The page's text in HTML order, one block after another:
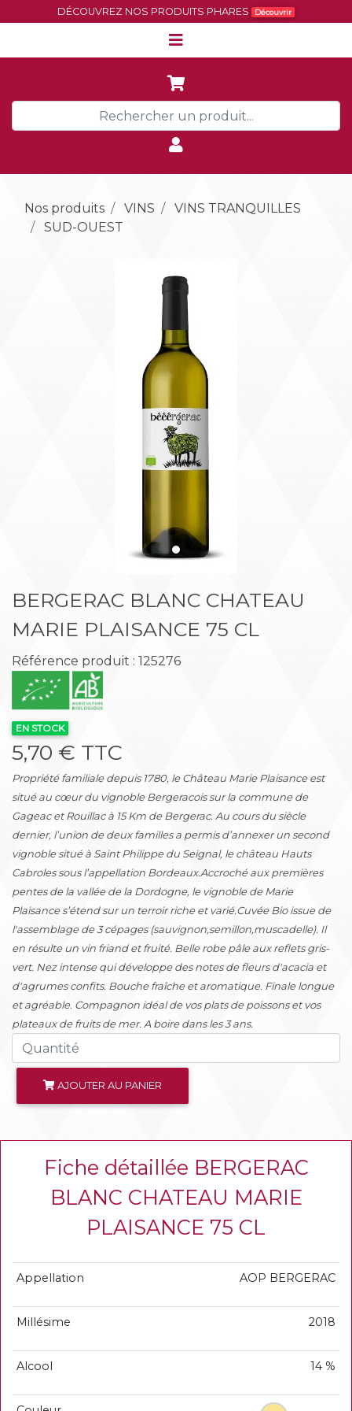
DÉCOUVREZ NOS PRODUITS PHARES Découvrir
Nos produits VINS
VINS TRANQUILLES
SUD-OUEST
BERGERAC BLANC CHATEAU
MARIE PLAISANCE 75 CL
Référence produit : 125276
EN STOCK
5,70 € TTC
Propriété familiale depuis 1780, le Château Marie Plaisance est
situé au cœur du vignoble Bergeracois sur la commune de
Gageac et Rouillac à 15 Km de Bergerac. Au cours du siècle
dernier, l’union de deux familles a permis d’annexer un second
vignoble situé à Saint Philippe du Seignal, le château Hauts
Cabroles sous l’appellation Bordeaux.Accroché aux premières
pentes de la vallée de la Dordogne, le vignoble de Marie
Plaisance s’étend sur un terroir riche et varié.Cuvée Bio issue de
l'assemblage de 3 cépages (sauvignon,semillon,muscadelle). Il
en résulte un vin friand et fruité. Belle robe pâle aux reflets gris-
vert. Nez intense qui développe des notes de fleurs d'acacia et
d'agrumes confits. Bouche fraîche et aromatique. Finale longue
et agréable. Compagnon idéal de vos plats de poissons et vos
plateaux de fruits de mer. A boire dans les 3 ans.
AJOUTER AU PANIER
Fiche détaillée BERGERAC
BLANC CHATEAU MARIE
PLAISANCE 75 CL
Appellation AOP BERGERAC
Millésime 2018
Alcool 14 %